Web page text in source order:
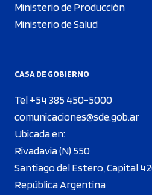
Ministerio de Producción
Ministerio de Salud
CASA DE GOBIERNO
Tel +54 385 450-5000
comunicaciones@sde.gob.ar
Ubicada en:
Rivadavia (N) 550
Santiago del Estero, Capital
República Argentina